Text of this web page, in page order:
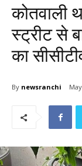
कोतवाली
स्ट्रीट से
का
By newsranchi